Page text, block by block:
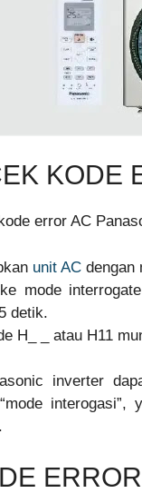
KODE
error AC
unit AC dengan
mode
detik.
H_ _ atau H11
inverter